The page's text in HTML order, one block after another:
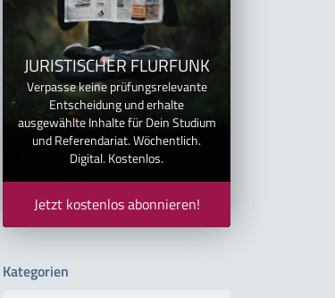
JURISTISCHER FLURFUNK
Verpasse keine prüfungsrelevante
Entscheidung und erhalte
ausgewählte Inhalte für Dein Studium
und Referendariat. Wöchentlich.
Digital. Kostenlos.
Jetzt kostenlos abonnieren!
Kategorien